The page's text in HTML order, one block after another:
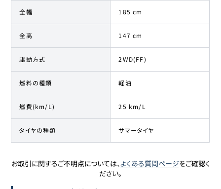
全幅 185 cm
全高 147 cm
駆動方式 2WD(FF)
燃料の種類 軽油
燃費(km/L) 25 km/L
タイヤの種類 サマータイヤ
お取引に関するご不明点については、よくある質問ページをご確認く
ださい。